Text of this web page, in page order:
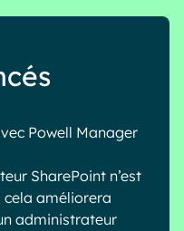
Powell Manager
SharePoint n’est
améliorera
administrateur